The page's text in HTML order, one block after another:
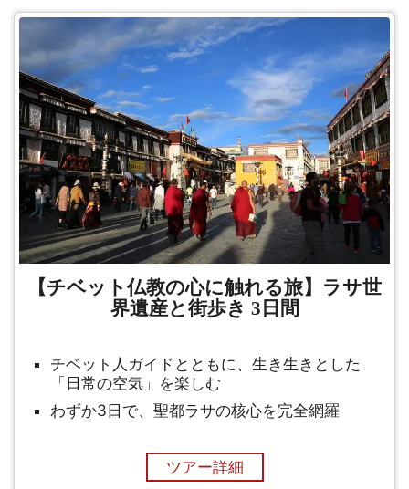
【チベット仏教の心に触れる旅】ラサ世
界遺産と街歩き 3日間
チベット人ガイドとともに、生き生きとした
「日常の空気」を楽しむ
わずか3日で、聖都ラサの核心を完全網羅
ツアー詳細